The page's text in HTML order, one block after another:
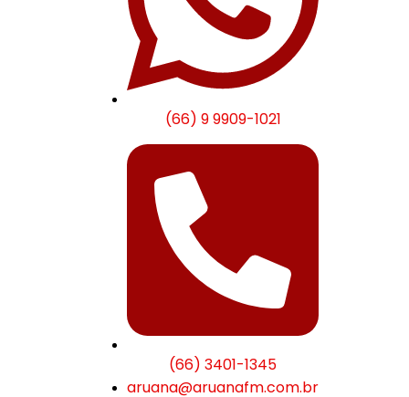
(66) 9 9909-1021
(66) 3401-1345
aruana@aruanafm.com.br